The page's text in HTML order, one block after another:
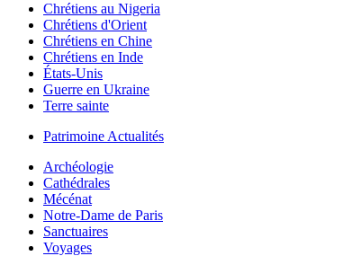
Chrétiens au Nigeria
Chrétiens d'Orient
Chrétiens en Chine
Chrétiens en Inde
États-Unis
Guerre en Ukraine
Terre sainte
Patrimoine Actualités
Archéologie
Cathédrales
Mécénat
Notre-Dame de Paris
Sanctuaires
Voyages